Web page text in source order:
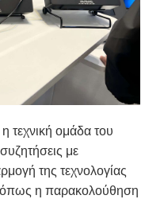
τεχνική ομάδα του
με
της τεχνολογίας
όπως η παρακολούθηση